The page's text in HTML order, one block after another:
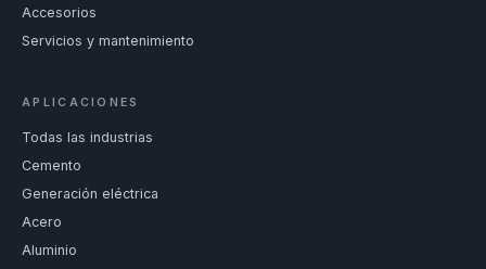
Accesorios
Servicios y mantenimiento
APLICACIONES
Todas las industrias
Cemento
Generación eléctrica
Acero
Aluminio